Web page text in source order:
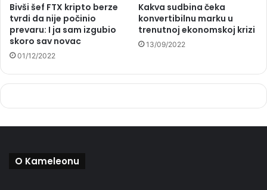
Bivši šef FTX kripto berze
tvrdi da nije počinio
prevaru: I ja sam izgubio
skoro sav novac
01/12/2022
Kakva sudbina čeka
konvertibilnu marku u
trenutnoj ekonomskoj krizi
13/09/2022
O Kameleonu